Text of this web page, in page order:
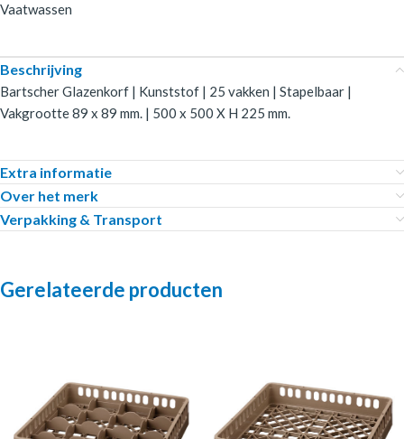
Vaatwassen
Beschrijving
Bartscher Glazenkorf | Kunststof | 25 vakken | Stapelbaar |
Vakgrootte 89 x 89 mm. | 500 x 500 X H 225 mm.
Extra informatie
Over het merk
Verpakking & Transport
Gerelateerde producten